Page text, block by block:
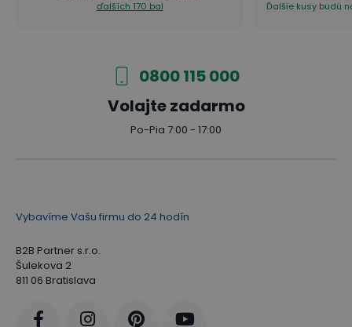
ďalších 170 bal
Ďalšie kusy budú
0800 115 000
Volajte zadarmo
Po-Pia 7:00 - 17:00
Vybavíme Vašu firmu do 24 hodín
B2B Partner s.r.o.
Šulekova 2
811 06 Bratislava